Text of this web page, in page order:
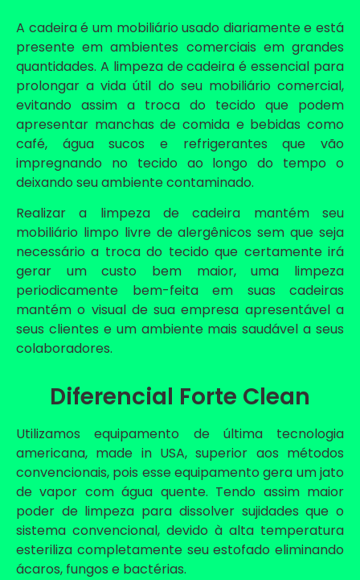
A cadeira é um mobiliário usado diariamente e está
presente em ambientes comerciais em grandes
quantidades. A limpeza de cadeira é essencial para
prolongar a vida útil do seu mobiliário comercial,
evitando assim a troca do tecido que podem
apresentar manchas de comida e bebidas como
café, água sucos e refrigerantes que vão
impregnando no tecido ao longo do tempo o
deixando seu ambiente contaminado.
Realizar a limpeza de cadeira mantém seu
mobiliário limpo livre de alergênicos sem que seja
necessário a troca do tecido que certamente irá
gerar um custo bem maior, uma limpeza
periodicamente bem-feita em suas cadeiras
mantém o visual de sua empresa apresentável a
seus clientes e um ambiente mais saudável a seus
colaboradores.
Diferencial Forte Clean
Utilizamos equipamento de última tecnologia
americana, made in USA, superior aos métodos
convencionais, pois esse equipamento gera um jato
de vapor com água quente. Tendo assim maior
poder de limpeza para dissolver sujidades que o
sistema convencional, devido à alta temperatura
esteriliza completamente seu estofado eliminando
ácaros, fungos e bactérias.